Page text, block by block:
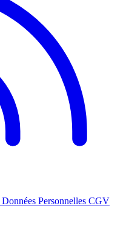
Données Personnelles CGV